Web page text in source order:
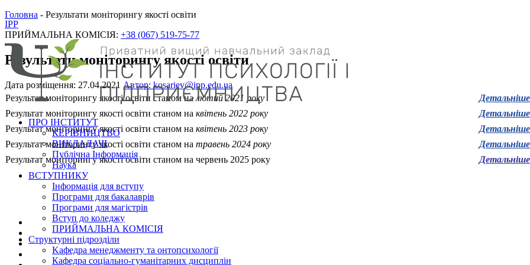
IPP
ПРО ІНСТИТУТ
КЕРІВНИЦТВО
ВИКЛАДАЧІ
Публічна Інформація
Наука
ВСТУПНИКУ
Інформація для вступу
Програми для бакалаврів
Програми для магістрів
Вступ до коледжу
ПРИЙМАЛЬНА КОМІСІЯ
Структурні підрозділи
Kафедра менеджменту та онтопсихології
Кафедра соціально-гуманітарних дисциплін
Головна - Результати моніторингу якості освіти
ПРИЙМАЛЬНА КОМІСІЯ: +38 (067) 519-75-77
Результати моніторингу якості освіти
Дата розміщення: 27.04.2021 Автор: kosariev@ipp.edu.ua
Результат моніторингу якості освіти станом налютий 2021 року
Результат моніторингу якості освіти станом на квітень 2022 року
Результат моніторингу якості освіти станом на квітень 2023 року
Результат моніторингу якості освіти станом на травень 2024 року
Результат моніторингу якості освіти станом на червень 2025 року